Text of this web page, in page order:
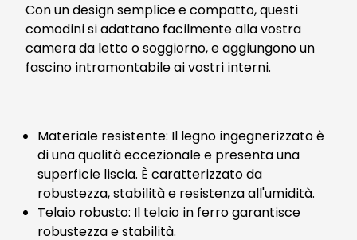
Con un design semplice e compatto, questi
comodini si adattano facilmente alla vostra
camera da letto o soggiorno, e aggiungono un
fascino intramontabile ai vostri interni.
Materiale resistente: Il legno ingegnerizzato è
di una qualità eccezionale e presenta una
superficie liscia. È caratterizzato da
robustezza, stabilità e resistenza all'umidità.
Telaio robusto: Il telaio in ferro garantisce
robustezza e stabilità.